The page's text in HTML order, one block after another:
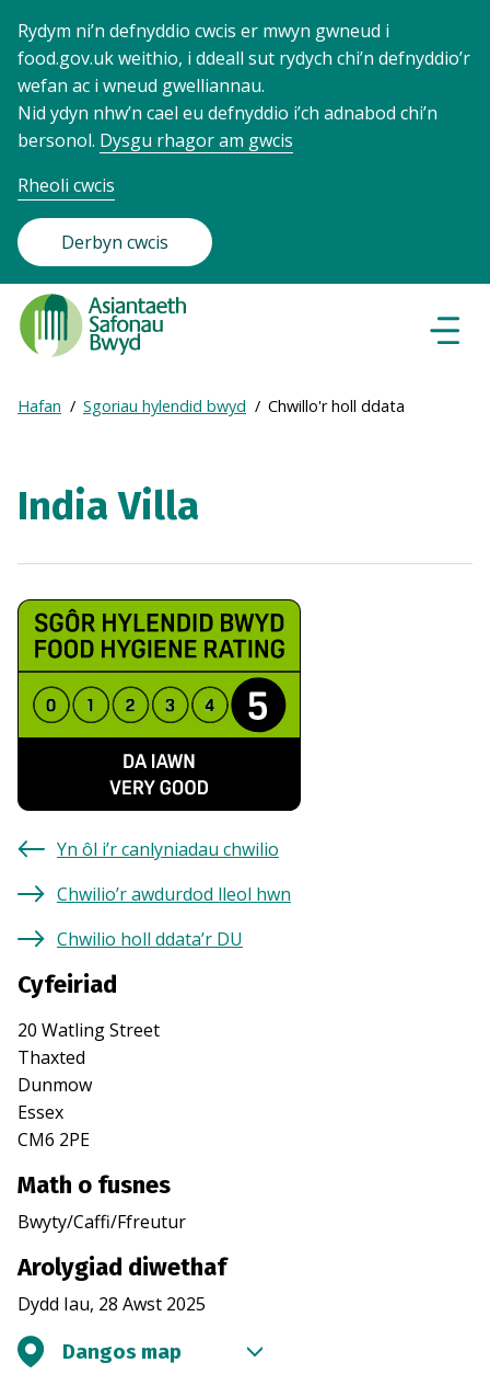
Rydym ni’n defnyddio cwcis er mwyn gwneud i
food.gov.uk weithio, i ddeall sut rydych chi’n defnyddio’r
wefan ac i wneud gwelliannau.
Nid ydyn nhw’n cael eu defnyddio i’ch adnabod chi’n
bersonol. Dysgu rhagor am gwcis
Rheoli cwcis
Derbyn cwcis
Food
Standards
Agency
Frontpage
Breadcrumb
Expand
breadcrumb
Hafan Sgoriau hylendid bwyd Chwillo'r holl ddata
India Villa
Yn ôl i’r canlyniadau chwilio
Chwilio’r awdurdod lleol hwn
Chwilio holl ddata’r DU
Cyfeiriad
20 Watling Street
Thaxted
Dunmow
Essex
CM6 2PE
Math o fusnes
Bwyty/Caffi/Ffreutur
Arolygiad diwethaf
Dydd Iau, 28 Awst 2025
Dangos map